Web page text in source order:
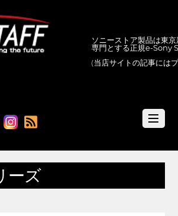
ソニーストア製品は東
専門とする正規e-Sony
(当店サイトの記事には
ーズ